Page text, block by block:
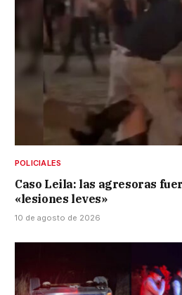
POLICIALES
Caso Leila: las agresoras
«lesiones leves»
10 de agosto de 2026